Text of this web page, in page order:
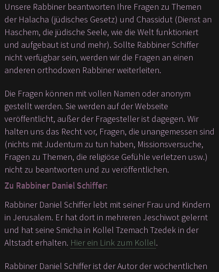
Unsere Rabbiner beantworten Ihre Fragen zu Themen
der Halacha (jüdisches Gesetz) und Chassidut (Dienst an
Haschem, die jüdische Seele, wie die Welt funktioniert
und aufgebaut ist und mehr). Sollte Rabbiner Schiffer
nicht verfügbar sein, werden wir die Fragen an einen
anderen orthodoxen Rabbiner weiterleiten.
Die Fragen können mit vollen Namen oder anonym
gestellt werden. Sie werden auf der Webseite
veröffentlicht, außer der Fragesteller ist dagegen. Wir
halten uns das Recht vor, Fragen, die unangemessen sind
(nichts mit Judentum zu tun haben, Missionsversuche,
Fragen zu Themen, die religiöse Gefühle verletzen usw.)
nicht zu beantworten und zu veröffentlichen.
Zu Rabbiner Daniel Schiffer:
Rabbiner Daniel Schiffer lebt mit seiner Frau und Kindern
in Jerusalem. Er hat dort in mehreren Jeschiwot gelernt
und hat seine Smicha in Kollel Tzemach Tzedek in der
Altstadt erhalten. Hier ein Link zum Kollel.
Rabbiner Daniel Schiffer ist der Autor der wöchentlichen